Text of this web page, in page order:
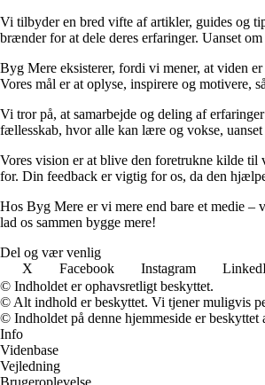
Vi tilbyder en bred vifte af artikler, guides og
brænder for at dele deres erfaringer. Uanset
Byg Mere eksisterer, fordi vi mener, at viden
Vores mål er at oplyse, inspirere og motivere,
Vi tror på, at samarbejde og deling af
fællesskab, hvor alle kan lære og vokse, uanset
Vores vision er at blive den foretrukne kilde til
for. Din feedback er vigtig for os, da den
Hos Byg Mere er vi mere end bare et medie
lad os sammen bygge mere!
Del og vær venlig
X
Facebook Instagram
© Indholdet er ophavsretligt beskyttet.
© Alt indhold er beskyttet. Vi tjener muligvis
© Indholdet på denne hjemmeside er
Info
Videnbase
Vejledning
Brugeroplevelse